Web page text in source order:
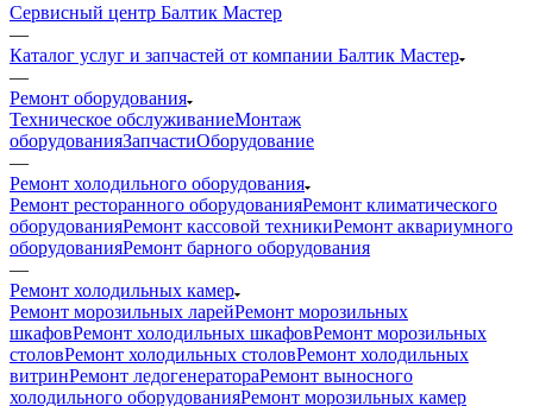
Сервисный центр Балтик Мастер
—
Каталог услуг и запчастей от компании Балтик Мастер
—
Ремонт оборудования
Техническое обслуживаниеМонтаж
оборудованияЗапчастиОборудование
—
Ремонт холодильного оборудования
Ремонт ресторанного оборудованияРемонт климатического
оборудованияРемонт кассовой техникиРемонт аквариумного
оборудованияРемонт барного оборудования
—
Ремонт холодильных камер
Ремонт морозильных ларейРемонт морозильных
шкафовРемонт холодильных шкафовРемонт морозильных
столовРемонт холодильных столовРемонт холодильных
витринРемонт ледогенератораРемонт выносного
холодильного оборудованияРемонт морозильных камер